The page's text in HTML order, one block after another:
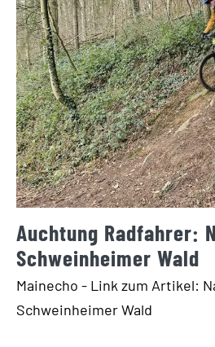
Auchtung Radfahrer:
Schweinheimer Wald
Mainecho - Link zum Artikel:
Schweinheimer Wald